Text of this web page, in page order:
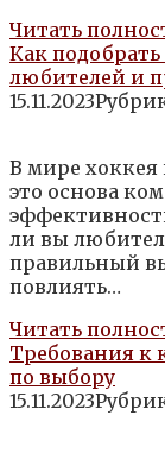
Читать
Как
любителей и
15.11.2023
В мире
это основа
ли вы
правильный
повлиять…
Читать
Требования к
по выбору
15.11.2023